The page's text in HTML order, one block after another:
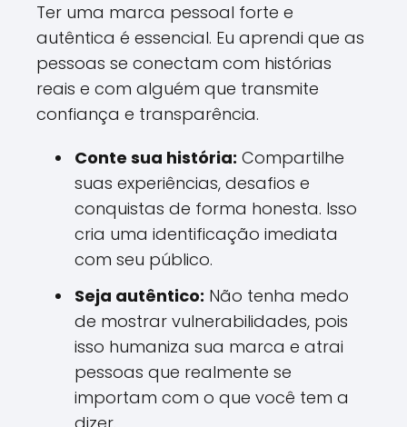
Ter uma marca pessoal forte e
autêntica é essencial. Eu aprendi que as
pessoas se conectam com histórias
reais e com alguém que transmite
confiança e transparência.
Conte sua história: Compartilhe
suas experiências, desafios e
conquistas de forma honesta. Isso
cria uma identificação imediata
com seu público.
Seja autêntico: Não tenha medo
de mostrar vulnerabilidades, pois
isso humaniza sua marca e atrai
pessoas que realmente se
importam com o que você tem a